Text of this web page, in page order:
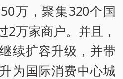
万，聚集320个国
2万家商户。并且，
续扩容升级，并带
为国际消费中心城